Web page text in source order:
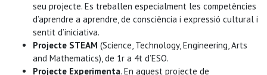
seu projecte. Es treballen especialment les competències
d’aprendre a aprendre, de consciència i expressió cultural i
sentit d’iniciativa.
Projecte STEAM (Science, Technology, Engineering, Arts
and Mathematics), de 1r a 4t d’ESO.
Projecte Experimenta. En aquest projecte de